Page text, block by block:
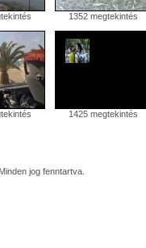
1352 megtekintés
1425 megtekintés
jog fenntartva.